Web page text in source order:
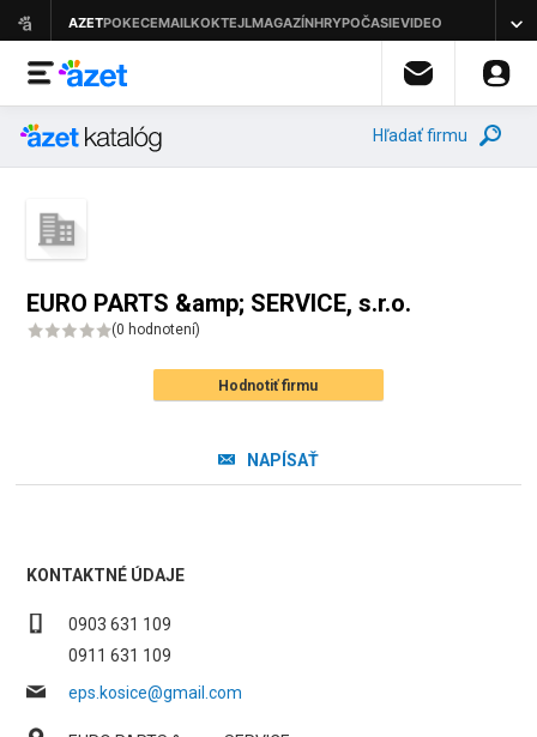
Hľadať firmu
EURO PARTS &amp; SERVICE, s.r.o.
(0 hodnotení)
Hodnotiť firmu
NAPÍSAŤ
KONTAKTNÉ ÚDAJE
0903 631 109
0911 631 109
eps.kosice@gmail.com